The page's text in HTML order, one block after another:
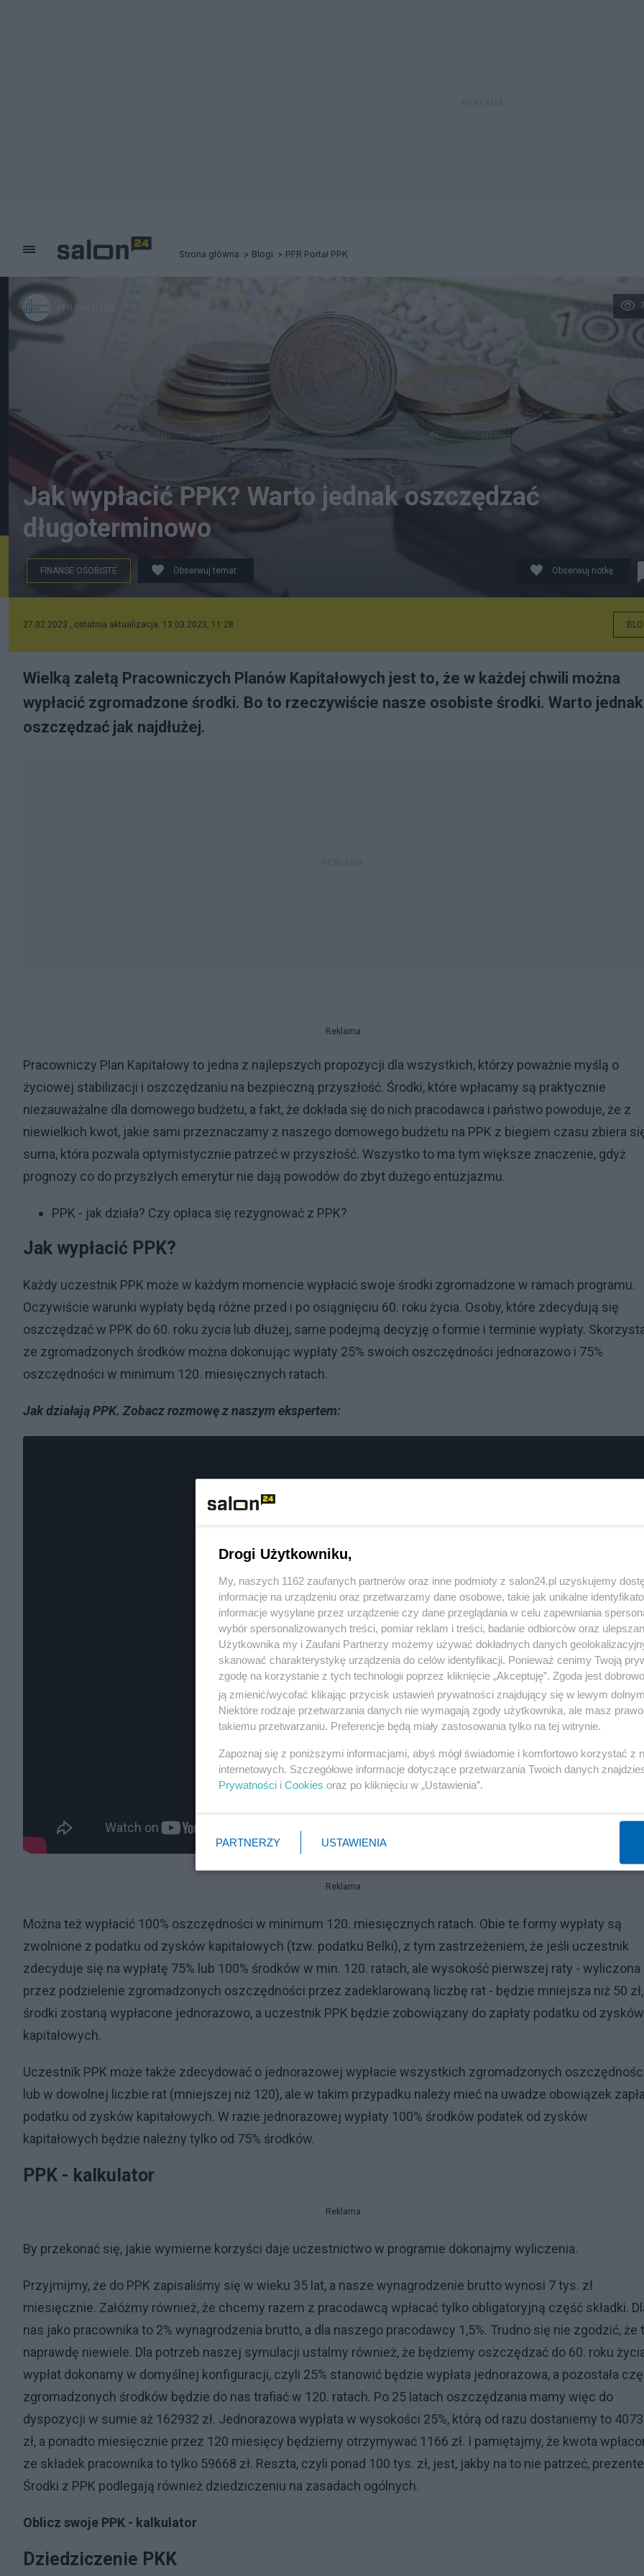
Strona główna Blogi PFR Portal PPK
PFR Portal PPK
Jak wypłacić PPK? Warto jednak oszczędzać
długoterminowo
FINANSE OSOBISTE Obserwuj temat Obserwuj notkę
27.02.2023 , ostatnia aktualizacja: 13.03.2023, 11:28
Wielką zaletą Pracowniczych Planów Kapitałowych jest to, że w każdej chwili można
wypłacić zgromadzone środki. Bo to rzeczywiście nasze osobiste środki. Warto jednak
oszczędzać jak najdłużej.
Reklama
Pracowniczy Plan Kapitałowy to jedna z najlepszych propozycji dla wszystkich, którzy poważnie myślą o
życiowej stabilizacji i oszczędzaniu na bezpieczną przyszłość. Środki, które wpłacamy są praktycznie
niezauważalne dla domowego budżetu, a fakt, że dokłada się do nich pracodawca i państwo powoduje, że z
niewielkich kwot, jakie sami przeznaczamy z naszego domowego budżetu na PPK z biegiem czasu zbiera
suma, która pozwala optymistycznie patrzeć w przyszłość. Wszystko to ma tym większe znaczenie, gdyż
prognozy co do przyszłych emerytur nie dają powodów do zbyt dużego entuzjazmu.
PPK - jak działa? Czy opłaca się rezygnować z PPK?
Jak wypłacić PPK?
Każdy uczestnik PPK może w każdym momencie wypłacić swoje środki zgromadzone w ramach programu.
Oczywiście warunki wypłaty będą różne przed i po osiągnięciu 60. roku życia. Osoby, które zdecydują się
oszczędzać w PPK do 60. roku życia lub dłużej, same podejmą decyzję o formie i terminie wypłaty.
ze zgromadzonych środków można dokonując wypłaty 25% swoich oszczędności jednorazowo i 75%
oszczędności w minimum 120. miesięcznych ratach.
Jak działają PPK. Zobacz rozmowę z naszym ekspertem:
Reklama
Można też wypłacić 100% oszczędności w minimum 120. miesięcznych ratach. Obie te formy wypłaty są
zwolnione z podatku od zysków kapitałowych (tzw. podatku Belki), z tym zastrzeżeniem, że jeśli uczestnik
zdecyduje się na wypłatę 75% lub 100% środków w min. 120. ratach, ale wysokość pierwszej raty - wyliczona
przez podzielenie zgromadzonych oszczędności przez zadeklarowaną liczbę rat - będzie mniejsza niż 50 zł,
środki zostaną wypłacone jednorazowo, a uczestnik PPK będzie zobowiązany do zapłaty podatku od zysków
kapitałowych.
Uczestnik PPK może także zdecydować o jednorazowej wypłacie wszystkich zgromadzonych
lub w dowolnej liczbie rat (mniejszej niż 120), ale w takim przypadku należy mieć na uwadze obowiązek
podatku od zysków kapitałowych. W razie jednorazowej wypłaty 100% środków podatek od zysków
kapitałowych będzie należny tylko od 75% środków.
PPK - kalkulator
Reklama
By przekonać się, jakie wymierne korzyści daje uczestnictwo w programie dokonajmy wyliczenia.
Przyjmijmy, że do PPK zapisaliśmy się w wieku 35 lat, a nasze wynagrodzenie brutto wynosi 7 tys. zł
miesięcznie. Załóżmy również, że chcemy razem z pracodawcą wpłacać tylko obligatoryjną część składki.
nas jako pracownika to 2% wynagrodzenia brutto, a dla naszego pracodawcy 1,5%. Trudno się nie zgodzić, że
naprawdę niewiele. Dla potrzeb naszej symulacji ustalmy również, że będziemy oszczędzać do 60. roku
wypłat dokonamy w domyślnej konfiguracji, czyli 25% stanowić będzie wypłata jednorazowa, a pozostała
zgromadzonych środków będzie do nas trafiać w 120. ratach. Po 25 latach oszczędzania mamy więc do
dyspozycji w sumie aż 162932 zł. Jednorazowa wypłata w wysokości 25%, którą od razu dostaniemy to
zł, a ponadto miesięcznie przez 120 miesięcy będziemy otrzymywać 1166 zł. I pamiętajmy, że kwota
ze składek pracownika to tylko 59668 zł. Reszta, czyli ponad 100 tys. zł, jest, jakby na to nie patrzeć,
Środki z PPK podlegają również dziedziczeniu na zasadach ogólnych.
Oblicz swoje PPK - kalkulator
Dziedziczenie PKK
Drogi Użytkowniku,
My, naszych 1162 zaufanych partnerów oraz inne podmioty z salon24.pl uzyskujemy
informacje na urządzeniu oraz przetwarzamy dane osobowe, takie jak unikalne
informacje wysyłane przez urządzenie czy dane przeglądania w celu zapewniania
wybór spersonalizowanych treści, pomiar reklam i treści, badanie odbiorców oraz
Użytkownika my i Zaufani Partnerzy możemy używać dokładnych danych
skanować charakterystykę urządzenia do celów identyfikacji. Ponieważ cenimy Twoją
zgodę na korzystanie z tych technologii poprzez kliknięcie „Akceptuję”. Zgoda jest
ją zmienić/wycofać klikając przycisk ustawień prywatności znajdujący się w lewym
Niektóre rodzaje przetwarzania danych nie wymagają zgody użytkownika, ale masz
takiemu przetwarzaniu. Preferencje będą miały zastosowania tylko na tej witrynie.
Zapoznaj się z poniższymi informacjami, abyś mógł świadomie i komfortowo korzystać z
internetowych. Szczegółowe informacje dotyczące przetwarzania Twoich danych
Prywatności i Cookies oraz po kliknięciu w „Ustawienia”.
PARTNERZY USTAWIENIA